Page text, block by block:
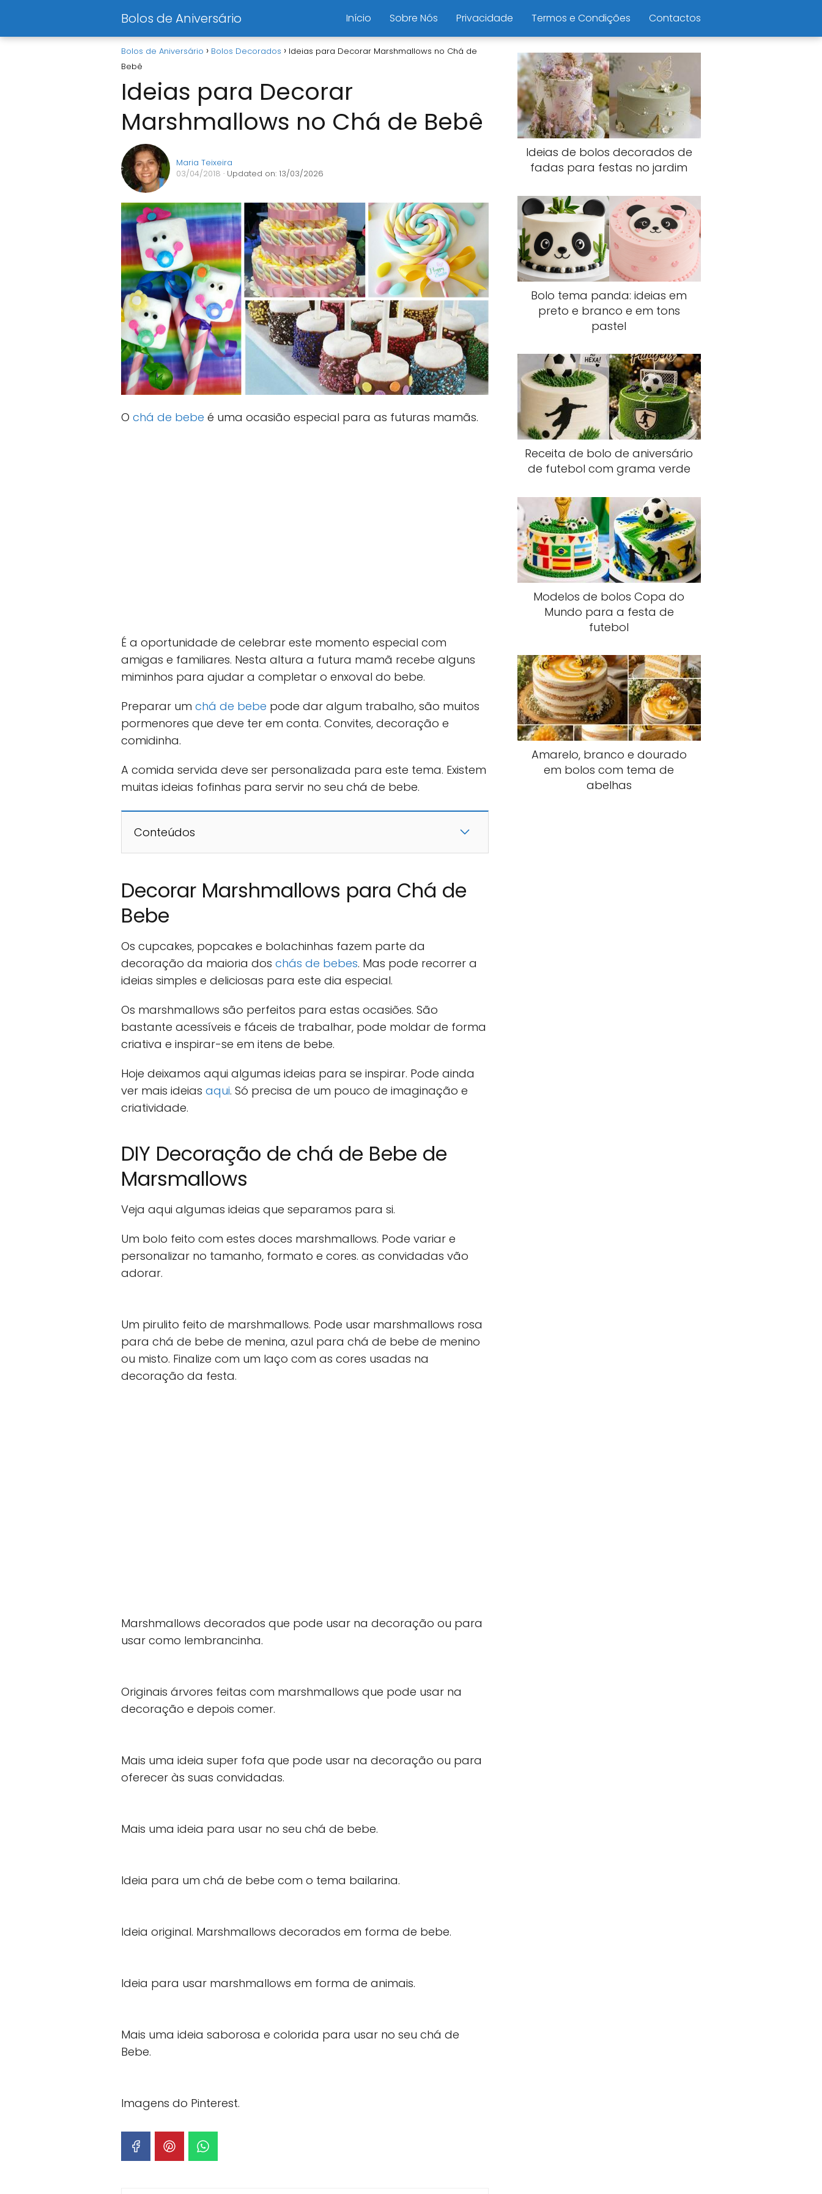
Bolos de Aniversário Início Sobre Nós Privacidade Termos e Condições Contactos
Bolos de Aniversário Bolos Decorados
Ideias para Decorar Marshmallows no Chá de
Bebê
Ideias para Decorar
Marshmallows no Chá de Bebê
Maria Teixeira
03/04/2018 · Updated on: 13/03/2026
O chá de bebe é uma ocasião especial para as futuras mamãs.
É a oportunidade de celebrar este momento especial com
amigas e familiares. Nesta altura a futura mamã recebe alguns
miminhos para ajudar a completar o enxoval do bebe.
Preparar um chá de bebe pode dar algum trabalho, são muitos
pormenores que deve ter em conta. Convites, decoração e
comidinha.
A comida servida deve ser personalizada para este tema. Existem
muitas ideias fofinhas para servir no seu chá de bebe.
Conteúdos
Decorar Marshmallows para Chá de
Bebe
Os cupcakes, popcakes e bolachinhas fazem parte da
decoração da maioria dos chás de bebes. Mas pode recorrer a
ideias simples e deliciosas para este dia especial.
Os marshmallows são perfeitos para estas ocasiões. São
bastante acessíveis e fáceis de trabalhar, pode moldar de forma
criativa e inspirar-se em itens de bebe.
Hoje deixamos aqui algumas ideias para se inspirar. Pode ainda
ver mais ideias aqui. Só precisa de um pouco de imaginação e
criatividade.
DIY Decoração de chá de Bebe de
Marsmallows
Veja aqui algumas ideias que separamos para si.
Um bolo feito com estes doces marshmallows. Pode variar e
personalizar no tamanho, formato e cores. as convidadas vão
adorar.
Um pirulito feito de marshmallows. Pode usar marshmallows rosa
para chá de bebe de menina, azul para chá de bebe de menino
ou misto. Finalize com um laço com as cores usadas na
decoração da festa.
Marshmallows decorados que pode usar na decoração ou para
usar como lembrancinha.
Originais árvores feitas com marshmallows que pode usar na
decoração e depois comer.
Mais uma ideia super fofa que pode usar na decoração ou para
oferecer às suas convidadas.
Mais uma ideia para usar no seu chá de bebe.
Ideia para um chá de bebe com o tema bailarina.
Ideia original. Marshmallows decorados em forma de bebe.
Ideia para usar marshmallows em forma de animais.
Mais uma ideia saborosa e colorida para usar no seu chá de
Bebe.
Imagens do Pinterest.
Ideias de bolos decorados de
fadas para festas no jardim
Bolo tema panda: ideias em
preto e branco e em tons
pastel
Receita de bolo de aniversário
de futebol com grama verde
Modelos de bolos Copa do
Mundo para a festa de
futebol
Amarelo, branco e dourado
em bolos com tema de
abelhas